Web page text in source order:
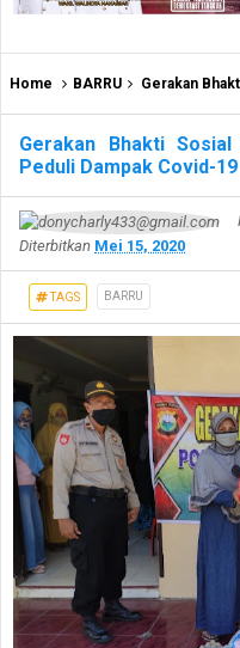
Home BARRU Gerakan Bhakti
Gerakan Bhakti
Peduli Dampak Covid-19
Diterbitkan Mei 15, 2020
TAGS BARRU